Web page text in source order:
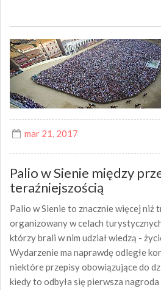
mar 21, 2017
Palio w Sienie między
teraźniejszością
Palio w Sienie to znacznie więcej niż
organizowany w celach
którzy brali w nim udział wiedzą -
Wydarzenie ma naprawdę odległe
niektóre przepisy obowiązujące do
kiedy to odbyła się pierwsza nagroda